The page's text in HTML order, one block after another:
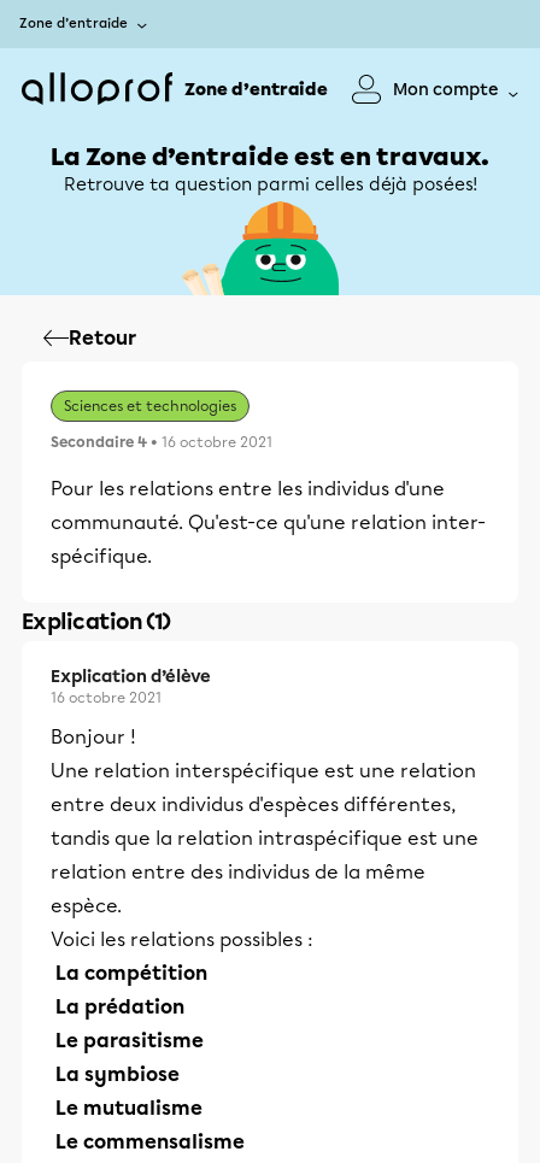
Zone d’entraide
Zone d’entraide Mon compte
La Zone d’entraide est en travaux.
Retrouve ta question parmi celles déjà posées!
Retour
Sciences et technologies
Secondaire 4 • 16 octobre 2021
Pour les relations entre les individus d'une
communauté. Qu'est-ce qu'une relation inter-
spécifique.
Explication (1)
Explication d’élève
16 octobre 2021
Bonjour !
Une relation interspécifique est une relation
entre deux individus d'espèces différentes,
tandis que la relation intraspécifique est une
relation entre des individus de la même
espèce.
Voici les relations possibles :
La compétition
La prédation
Le parasitisme
La symbiose
Le mutualisme
Le commensalisme